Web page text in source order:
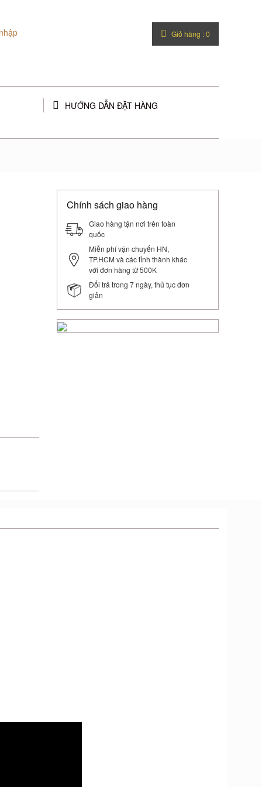
Giỏ hàng :0
HƯỚNG DẪN ĐẶT HÀNG
Chính sách giao hàng
Giao hàng tận nơi trên toàn
quốc
Miễn phí vận chuyển HN,
TP.HCM và các tỉnh thành khác
với đơn hàng từ 500K
Đổi trả trong 7 ngày, thủ tục đơn
giản